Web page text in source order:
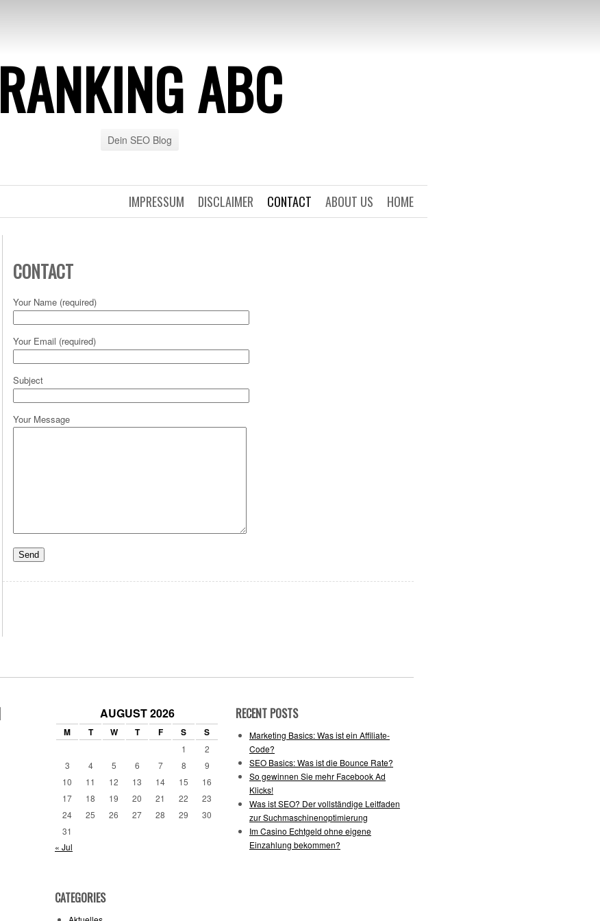
RANKING ABC
Dein SEO Blog
HOME
ABOUT US
CONTACT
DISCLAIMER
IMPRESSUM
CONTACT
Your Name (required)
Your Email (required)
Subject
Your Message
AUGUST 2026
M T W T F S S
1
2
3
4 5 6 7 8
9
10
11 12 13 14 15
16
17
18 19 20 21 22
23
24
25 26 27 28 29
30
31
« Jul
RECENT POSTS
Marketing Basics: Was ist ein Affiliate-
Code?
SEO Basics: Was ist die Bounce Rate?
So gewinnen Sie mehr Facebook Ad
Klicks!
Was ist SEO? Der vollständige Leitfaden
zur Suchmaschinenoptimierung
Im Casino Echtgeld ohne eigene
Einzahlung bekommen?
CATEGORIES